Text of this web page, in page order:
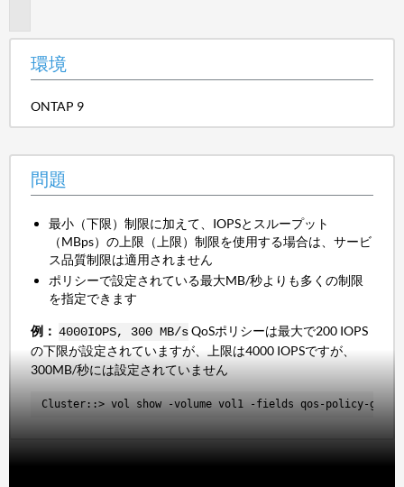
環境
ONTAP 9
問題
最小（下限）制限に加えて、IOPSとスループット
（MBps）の上限（上限）制限を使用する場合は、サービ
ス品質制限は適用されません
ポリシーで設定されている最大MB/秒よりも多くの制限
を指定できます
例： 4000IOPS, 300 MB/sQoSポリシーは最大で200 IOPS
の下限が設定されていますが、上限は4000 IOPSですが、
300MB/秒には設定されていません
Cluster::> vol show -volume vol1 -fields qos-policy-